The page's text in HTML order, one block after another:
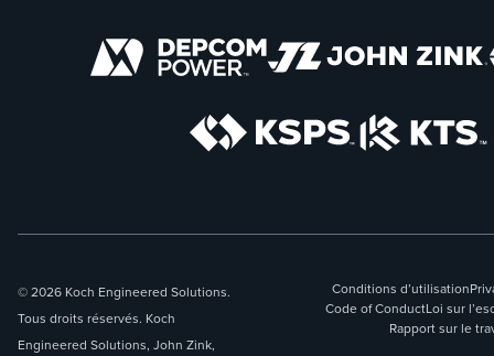
© 2026 Koch Engineered Solutions.
Tous droits réservés. Koch
Engineered Solutions, John Zink,
Conditions d’utilisation
Code of ConductLoi sur
Rapport sur le